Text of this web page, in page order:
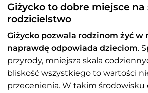
Giżycko to dobre miejsce
rodzicielstwo
Giżycko pozwala rodzinom żyć w
naprawdę odpowiada dzieciom.
przyrody, mniejsza skala
bliskość wszystkiego to wartości
przecenienia. W takim środowisku